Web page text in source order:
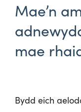
Mae’n
mae
Bydd eich